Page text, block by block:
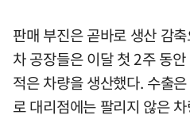
판매 부진은 곧바로 생산 감
차 공장들은 이달 첫 2주 동
적은 차량을 생산했다. 수출
로 대리점에는 팔리지 않은